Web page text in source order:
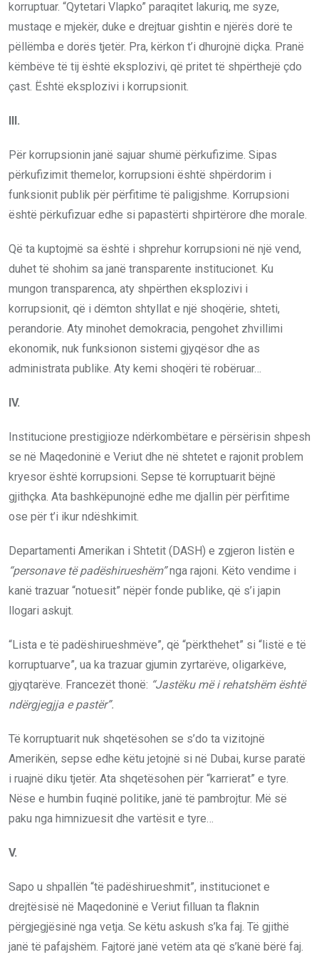
korruptuar. “Qytetari Vlapko” paraqitet lakuriq, me syze,
mustaqe e mjekër, duke e drejtuar gishtin e njërës dorë te
pëllëmba e dorës tjetër. Pra, kërkon t’i dhurojnë diçka. Pranë
këmbëve të tij është eksplozivi, që pritet të shpërthejë çdo
çast. Është eksplozivi i korrupsionit.
III.
Për korrupsionin janë sajuar shumë përkufizime. Sipas
përkufizimit themelor, korrupsioni është shpërdorim i
funksionit publik për përfitime të paligjshme. Korrupsioni
është përkufizuar edhe si papastërti shpirtërore dhe morale.
Që ta kuptojmë sa është i shprehur korrupsioni në një vend,
duhet të shohim sa janë transparente institucionet. Ku
mungon transparenca, aty shpërthen eksplozivi i
korrupsionit, që i dëmton shtyllat e një shoqërie, shteti,
perandorie. Aty minohet demokracia, pengohet zhvillimi
ekonomik, nuk funksionon sistemi gjyqësor dhe as
administrata publike. Aty kemi shoqëri të robëruar…
IV.
Institucione prestigjioze ndërkombëtare e përsërisin shpesh
se në Maqedoninë e Veriut dhe në shtetet e rajonit problem
kryesor është korrupsioni. Sepse të korruptuarit bëjnë
gjithçka. Ata bashkëpunojnë edhe me djallin për përfitime
ose për t’i ikur ndëshkimit.
Departamenti Amerikan i Shtetit (DASH) e zgjeron listën e
“personave të padëshirueshëm”nga rajoni. Këto vendime i
kanë trazuar “notuesit” nëpër fonde publike, që s’i japin
llogari askujt.
“Lista e të padëshirueshmëve”, që “përkthehet” si “listë e të
korruptuarve”, ua ka trazuar gjumin zyrtarëve, oligarkëve,
gjyqtarëve. Francezët thonë: “Jastëku më i rehatshëm është
ndërgjegjja e pastër”.
Të korruptuarit nuk shqetësohen se s’do ta vizitojnë
Amerikën, sepse edhe këtu jetojnë si në Dubai, kurse paratë
i ruajnë diku tjetër. Ata shqetësohen për “karrierat” e tyre.
Nëse e humbin fuqinë politike, janë të pambrojtur. Më së
paku nga himnizuesit dhe vartësit e tyre…
V.
Sapo u shpallën “të padëshirueshmit”, institucionet e
drejtësisë në Maqedoninë e Veriut filluan ta flaknin
përgjegjësinë nga vetja. Se këtu askush s’ka faj. Të gjithë
janë të pafajshëm. Fajtorë janë vetëm ata që s’kanë bërë faj.